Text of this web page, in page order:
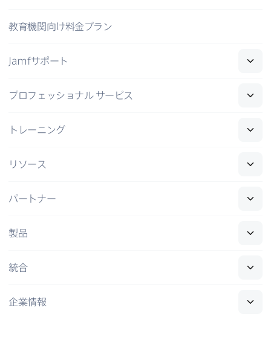
教育機関向け料金プラン
Jamfサポート
プロフェッショナル サービス
トレーニング
リソース
パートナー
製品
統合
企業情報